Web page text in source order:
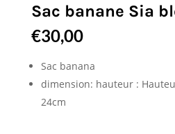
Sac banane Sia
€30,00
Sac banana
dimension: hauteur :
24cm